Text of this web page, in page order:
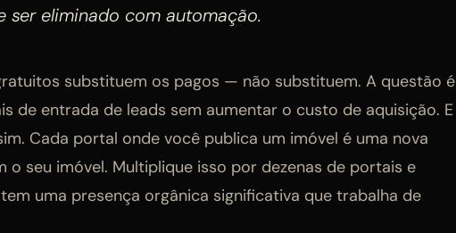
eliminado com automação.
substituem os pagos — não substituem. A questão é
de entrada de leads sem aumentar o custo de aquisição. E
Cada portal onde você publica um imóvel é uma nova
o seu imóvel. Multiplique isso por dezenas de portais e
uma presença orgânica significativa que trabalha de